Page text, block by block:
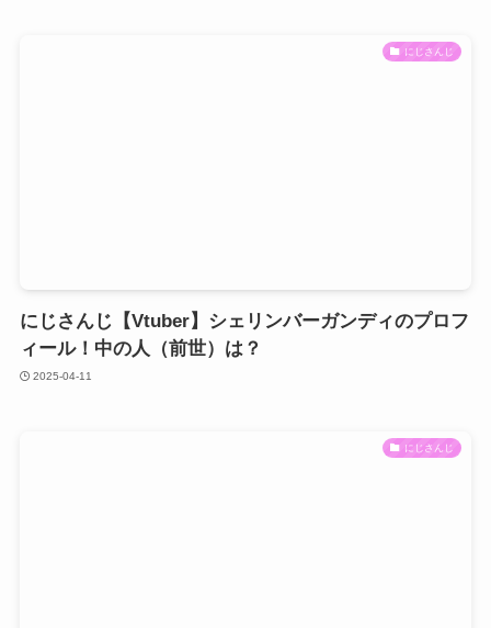
にじさんじ
にじさんじ【Vtuber】シェリンバーガンディのプロフ
ィール！中の人（前世）は？
2025-04-11
にじさんじ